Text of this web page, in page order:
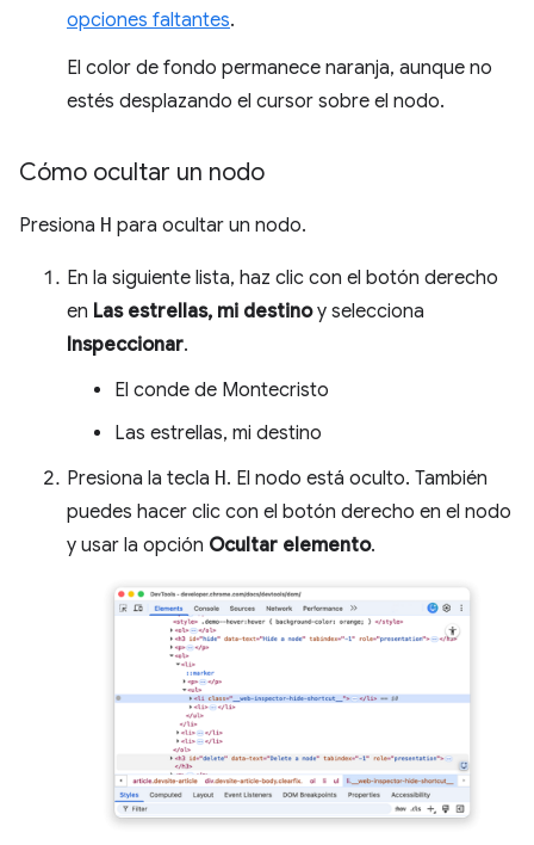
opciones faltantes.
El color de fondo permanece naranja, aunque no
estés desplazando el cursor sobre el nodo.
Cómo ocultar un nodo
Presiona H para ocultar un nodo.
En la siguiente lista, haz clic con el botón derecho
en Las estrellas, mi destinoy selecciona
Inspeccionar.
El conde de Montecristo
Las estrellas, mi destino
Presiona la tecla H. El nodo está oculto. También
puedes hacer clic con el botón derecho en el nodo
y usar la opción Ocultar elemento.